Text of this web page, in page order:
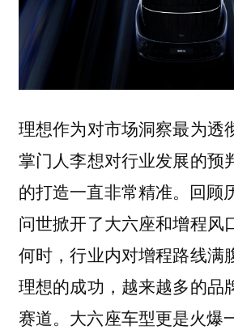
理想作为对市场洞察最为透
掌门人李想对行业发展的预
的打造一直非常精准。回顾
问世掀开了大六座和增程风
何时，行业内对增程路线满
理想的成功，越来越多的品
赛道。大六座车型更是火爆